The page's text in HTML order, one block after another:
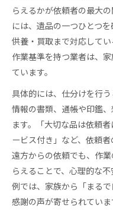
らえるかが依頼者の最大
には、遺品の一つひとつ
供養・買取まで対応して
作業基準を持つ業者は、
ています。
具体的には、仕分けを行
情報の書類、通帳や印鑑
ます。「大切な品は依頼
ービス付き」など、依頼
遠方からの依頼でも、作
らえることで、心理的な
例では、家族から「まる
感謝の声が寄せられていま